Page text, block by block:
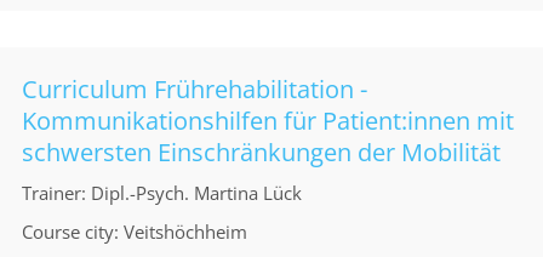
Curriculum Frührehabilitation -
Kommunikationshilfen für Patient:innen mit
schwersten Einschränkungen der Mobilität
Trainer Dipl.-Psych. Martina Lück
Course city Veitshöchheim